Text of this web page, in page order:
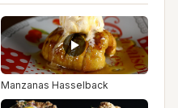
Manzanas Hasselback